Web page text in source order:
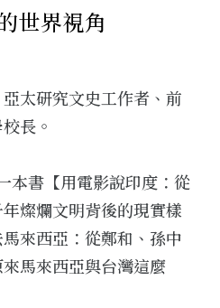
世界視角
太研究文史工作者、前
長。
本書【用電影說印度：從
燦爛文明背後的現實樣
來西亞：從鄭和、孫中
馬來西亞與台灣這麼